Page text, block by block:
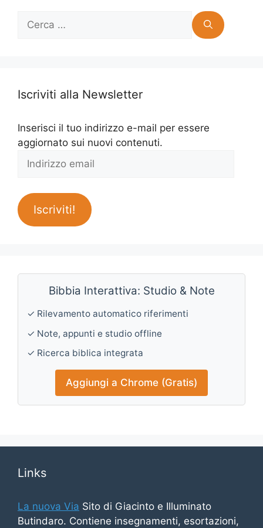
Ricerca
Iscriviti alla Newsletter
Inserisci il tuo indirizzo e-mail per essere
aggiornato sui nuovi contenuti.
Indirizzo
Iscriviti!
Bibbia Interattiva: Studio & Note
✓ Rilevamento automatico riferimenti
✓ Note, appunti e studio offline
✓ Ricerca biblica integrata
Aggiungi a Chrome (Gratis)
Links
La nuova Via Sito di Giacinto e Illuminato
Butindaro. Contiene insegnamenti, esortazioni,